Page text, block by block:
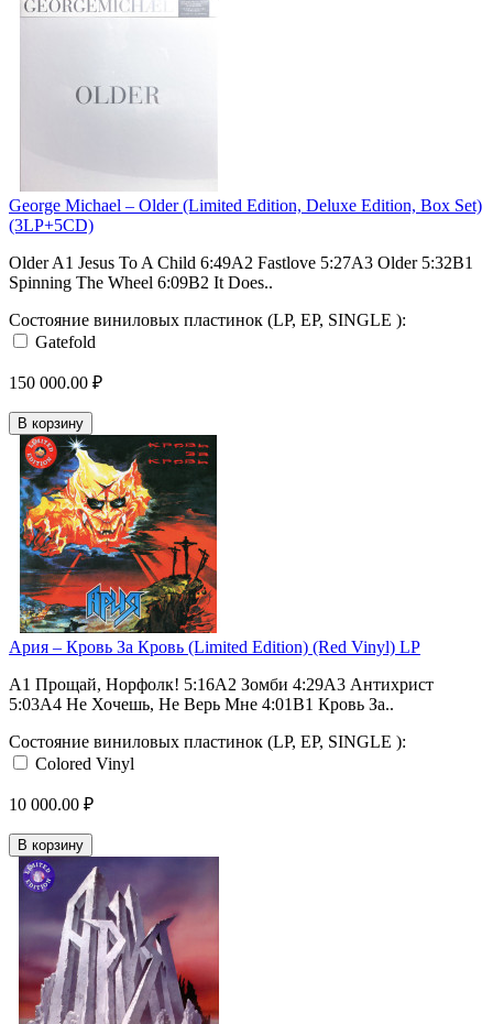
George Michael – Older (Limited Edition, Deluxe Edition, Box Set)
(3LP+5CD)
Older A1 Jesus To A Child 6:49A2 Fastlove 5:27A3 Older 5:32B1
Spinning The Wheel 6:09B2 It Does..
Состояние виниловых пластинок (LP, EP, SINGLE ):
Gatefold
150 000.00 ₽
В корзину
Ария – Кровь За Кровь (Limited Edition) (Red Vinyl) LP
A1 Прощай, Норфолк! 5:16A2 Зомби 4:29A3 Антихрист
5:03A4 Не Хочешь, Не Верь Мне 4:01B1 Кровь За..
Состояние виниловых пластинок (LP, EP, SINGLE ):
Colored Vinyl
10 000.00 ₽
В корзину